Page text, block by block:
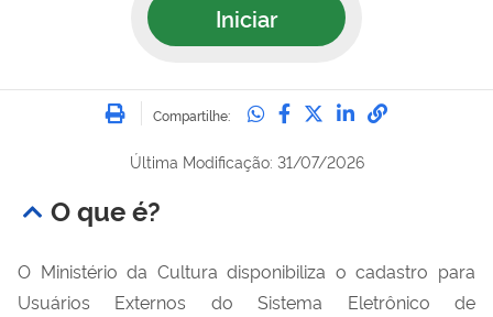
Iniciar
Imprimir
Compartilhe: Compartilhe no
Compartilhe no
Compartilhe no
Compartilhe
Última Modificação: 31/07/2026
O que é?
O Ministério da Cultura disponibiliza o cadastro para
Usuários Externos do Sistema Eletrônico de